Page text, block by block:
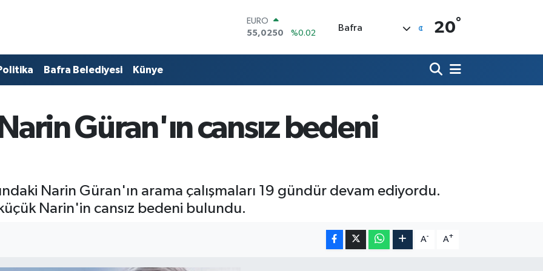
STERLİN
64,2398
%0.2
47,6006
%0.06
Bafra 20°
Bafra Belediyesi Künye
Güran'ın cansız bedeni
Narin Güran'ın arama çalışmaları 19 gündür devam ediyordu.
Narin'in cansız bedeni bulundu.
A- A+